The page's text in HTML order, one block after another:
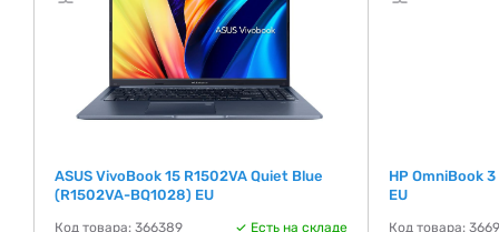
ASUS VivoBook 15 R1502VA Quiet Blue
(R1502VA-BQ1028) EU
Код товара: 366389 Есть на складе
HP OmniBook
EU
Код товара: